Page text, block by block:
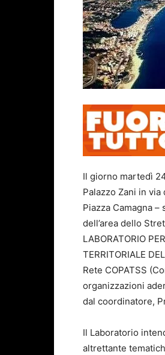
Il giorno martedì
Palazzo Zani in
Piazza Camagna
dell’area dello
LABORATORIO
TERRITORIALE
Rete COPATSS
organizzazioni
dal coordinatore,
Il Laboratorio
altrettante